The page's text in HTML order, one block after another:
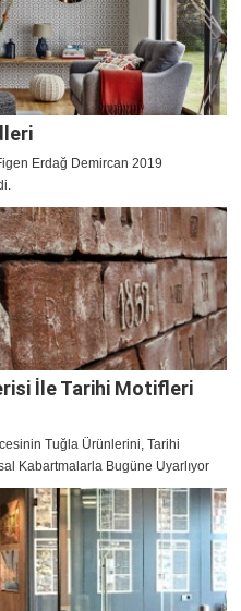
Erdağ Demircan 2019
İle Tarihi Motifleri
Tuğla Ürünlerini, Tarihi
Kabartmalarla Bugüne Uyarlıyor